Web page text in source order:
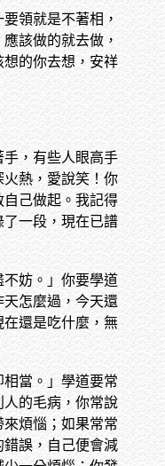
領就是不著相，
該做的就去做，
的你去想，安祥
，有些人眼高手
熱，愛說笑！你
己做起。我記得
一段，現在已譜
不妨。」你要學道
怎麼過，今天還
還是吃什麼，無
相當。」學道要常
人的毛病，你常說
煩惱；如果常常
誤，自己便會減